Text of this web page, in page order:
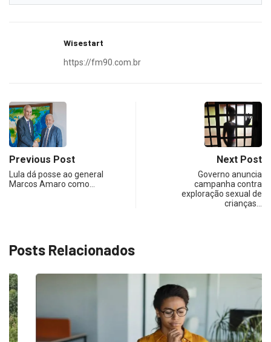
Wisestart
https://fm90.com.br
Previous Post
Lula dá posse ao general
Marcos Amaro como…
Next Post
Governo anuncia
campanha contra
exploração sexual de
crianças…
Posts Relacionados